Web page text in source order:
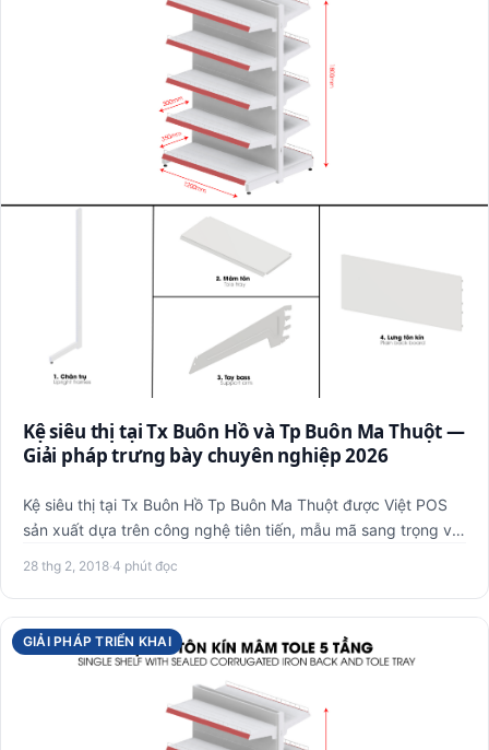
Kệ siêu thị tại Tx Buôn Hồ và Tp Buôn Ma Thuột —
Giải pháp trưng bày chuyên nghiệp 2026
Kệ siêu thị tại Tx Buôn Hồ Tp Buôn Ma Thuột được Việt POS
sản xuất dựa trên công nghệ tiên tiến, mẫu mã sang trọng với
28 thg 2, 2018·4 phút đọc
GIẢI PHÁP TRIỂN KHAI